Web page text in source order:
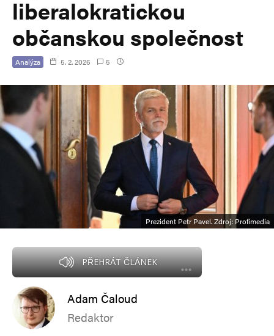
liberalokratickou
občanskou společnost
Analýza 5. 2. 2026 5
Prezident Petr Pavel. Zdroj: Profimedia
PŘEHRÁT ČLÁNEK
Adam Čaloud
Redaktor